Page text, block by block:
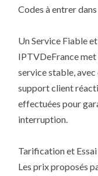
Codes à entrer
Un Service Fiable
IPTVDeFrance met
service stable,
support client
effectuées pour
interruption.
Tarification et
Les prix proposés